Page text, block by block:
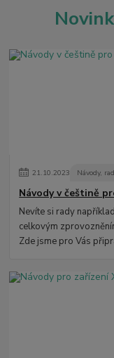
21.10.2023 Návody,
Návody v češtině
Nevíte si rady
celkovým
Zde jsme pro Vás